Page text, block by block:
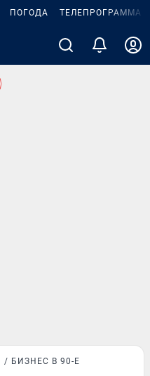
ПОГОДА ТЕЛЕПРОГРАММА
БИЗНЕС В 90-Е